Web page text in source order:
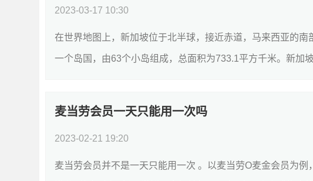
2023-03-17 10:30
在世界地图上，新加坡位于北半球，接近赤道，马来西亚的
一个岛国，由63个小岛组成，总面积为733.1平方千米。新加
麦当劳会员一天只能用一次吗
2023-02-21 19:20
麦当劳会员并不是一天只能用一次 。以麦当劳O麦金会员为